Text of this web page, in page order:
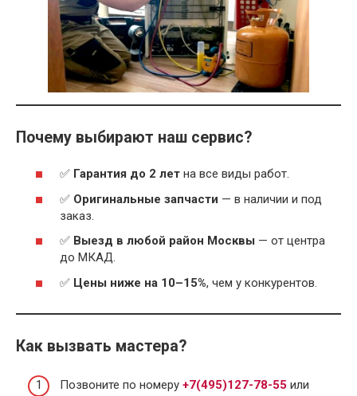
Почему выбирают наш сервис?
✅ Гарантия до 2 лет на все виды работ.
✅ Оригинальные запчасти — в наличии и под
заказ.
✅ Выезд в любой район Москвы — от центра
до МКАД.
✅ Цены ниже на 10–15%, чем у конкурентов.
Как вызвать мастера?
Позвоните по номеру +7(495)127-78-55 или